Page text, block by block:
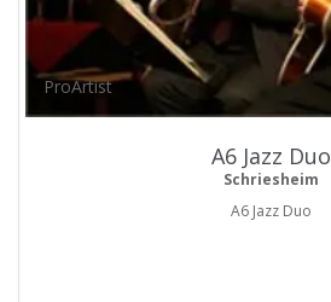
ProArtist
A6 Jazz Duo
Schriesheim
A6 Jazz Duo